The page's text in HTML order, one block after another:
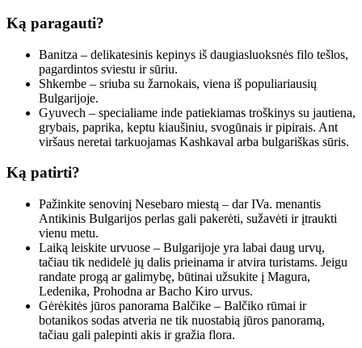
Ką paragauti?
Banitza – delikatesinis kepinys iš daugiasluoksnės filo tešlos,
pagardintos sviestu ir sūriu.
Shkembe – sriuba su žarnokais, viena iš populiariausių
Bulgarijoje.
Gyuvech – specialiame inde patiekiamas troškinys su jautiena,
grybais, paprika, keptu kiaušiniu, svogūnais ir pipirais. Ant
viršaus neretai tarkuojamas Kashkaval arba bulgariškas sūris.
Ką patirti?
Pažinkite senovinį Nesebaro miestą – dar IVa. menantis
Antikinis Bulgarijos perlas gali pakerėti, sužavėti ir įtraukti
vienu metu.
Laiką leiskite urvuose – Bulgarijoje yra labai daug urvų,
tačiau tik nedidelė jų dalis prieinama ir atvira turistams. Jeigu
randate progą ar galimybę, būtinai užsukite į Magura,
Ledenika, Prohodna ar Bacho Kiro urvus.
Gėrėkitės jūros panorama Balčike – Balčiko rūmai ir
botanikos sodas atveria ne tik nuostabią jūros panoramą,
tačiau gali palepinti akis ir gražia flora.